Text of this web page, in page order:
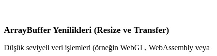
ArrayBuffer Yenilikleri (Resize ve Transfer)
Düşük seviyeli veri işlemleri (örneğin WebGL, WebAssembly veya